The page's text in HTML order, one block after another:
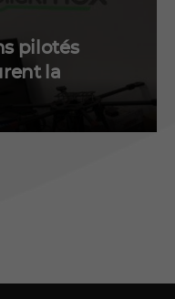
pilotés
la